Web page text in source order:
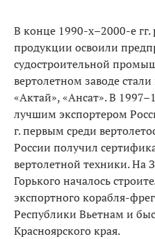
В конце 1990-х–2000-е
продукции освоили
судостроительной
вертолетном заводе
«Актай», «Ансат». В
лучшим экспортером
г. первым среди
России получил
вертолетной техники. На
Горького началось
экспортного корабля-
Республики Вьетнам и
Красноярского края.